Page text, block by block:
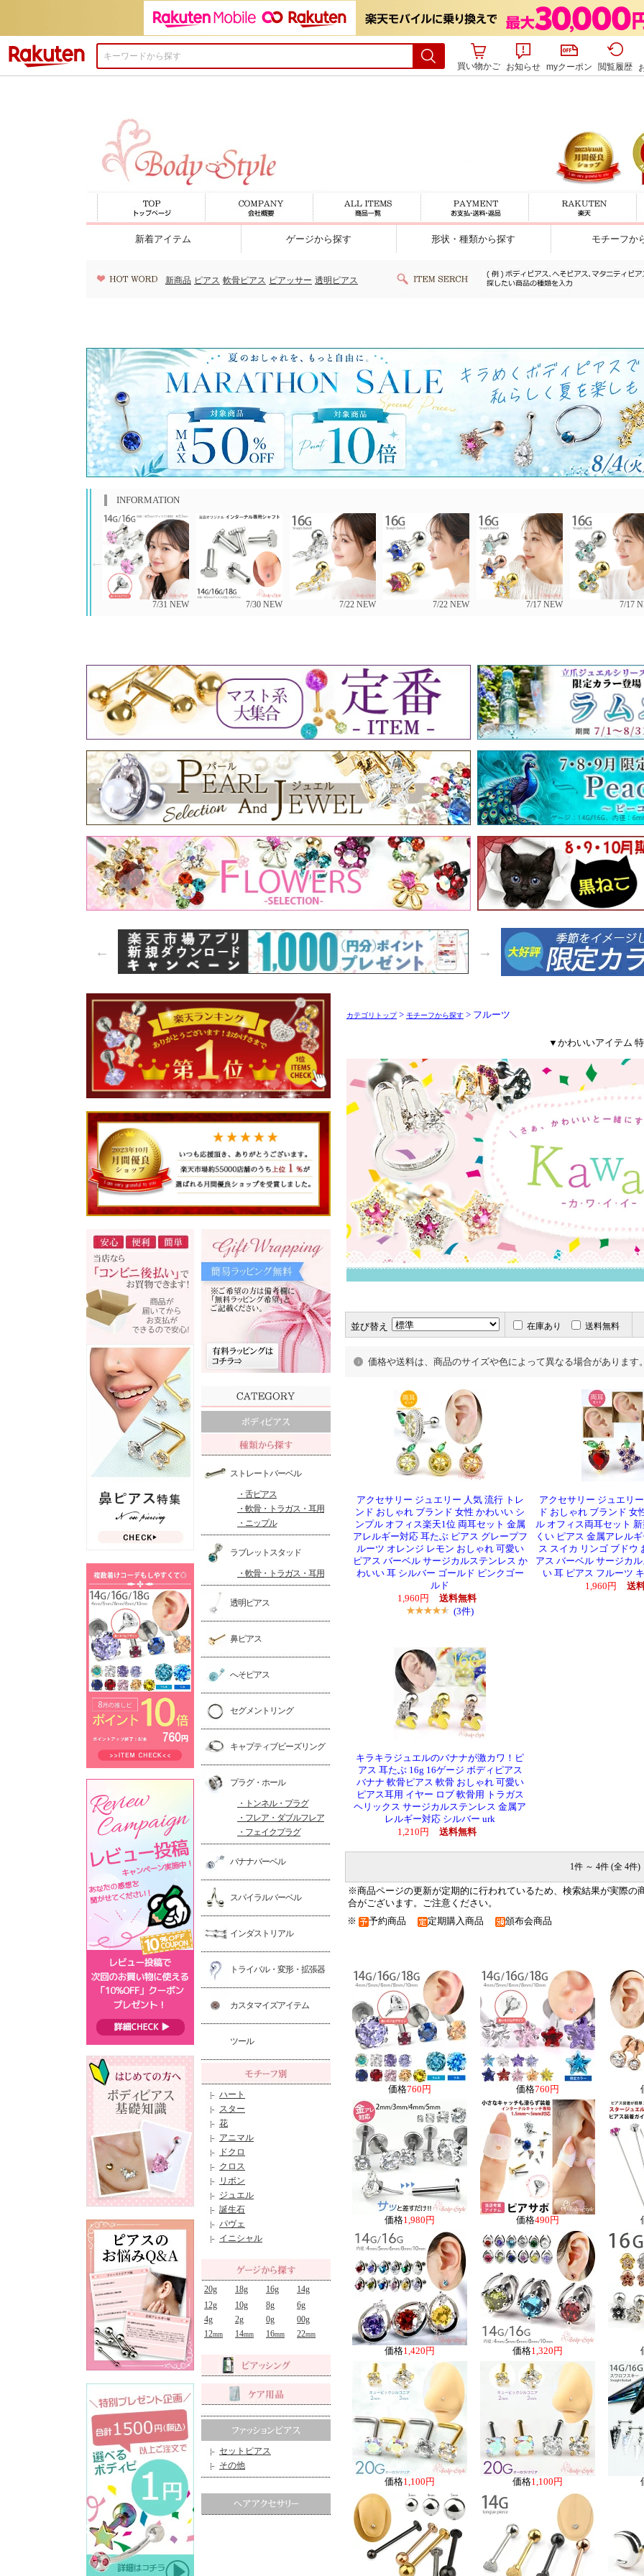
買い物かご
お知らせ myクーポン 閲覧履歴
新着アイテム ゲージから探す 形状・種類から探す モチーフか
新商品 ピアス 軟骨ピアス ピアッサー 透明ピアス
ストレートバーベル
・舌ピアス
・軟骨・トラガス・耳用
・ニップル
ラブレットスタッド
・軟骨・トラガス・耳用
透明ピアス
鼻ピアス
へそピアス
セグメントリング
キャプティブビーズリング
プラグ・ホール
・トンネル・プラグ
・フレア・ダブルフレア
・フェイクプラグ
バナナバーベル
スパイラルバーベル
インダストリアル
トライバル・変形・拡張器
カスタマイズアイテム
ツール
ハート
スター
花
アニマル
ドクロ
クロス
リボン
ジュエル
誕生石
パヴェ
イニシャル
20g 18g 16g
14g
12g
10g 8g
6g
4g
2g 0g
00g
12mm 14mm 16mm 22mm
セットピアス
その他
カテゴリトップ> モチーフから探す > フルーツ
▼かわいいアイテム
並び替え 在庫あり 送料無料
価格や送料は、商品のサイズや色によって異なる場合があります
アクセサリー ジュエリー 人気 流行 トレ
ンド おしゃれ ブランド 女性 かわいい シ
ンプル オフィス楽天1位 両耳セット 金属
アレルギー対応 耳たぶ ピアス グレープフ
ルーツ オレンジ レモン おしゃれ 可愛い
ピアス バーベル サージカルステンレス か
わいい 耳 シルバー ゴールド ピンクゴー
ルド
1,960円
送料無料
(3件)
アクセサリー ジュエリ
ド おしゃれ ブランド 女
ル オフィス両耳セット
くい ピアス 金属アレル
ス スイカ リンゴ ブドウ
アス バーベル サージカ
い 耳 ピアス フルーツ
1,960円
送
キラキラジュエルのバナナが激カワ！ピ
アス 耳たぶ 16g 16ゲージ ボディピアス
バナナ 軟骨ピアス 軟骨 おしゃれ 可愛い
ピアス耳用 イヤー ロブ 軟骨用 トラガス
ヘリックス サージカルステンレス 金属ア
レルギー対応 シルバー urk
1,210円
送料無料
1件 ～ 4件 (全 4件)
※商品ページの更新が定期的に行われているため、検索結果が実際の
合がございます。ご注意ください。
※ 予約商品 定期購入商品 頒布会商品
価格760円 価格760円
価格1,980円 価格490円
価格1,420円 価格1,320円
価格1,100円 価格1,100円